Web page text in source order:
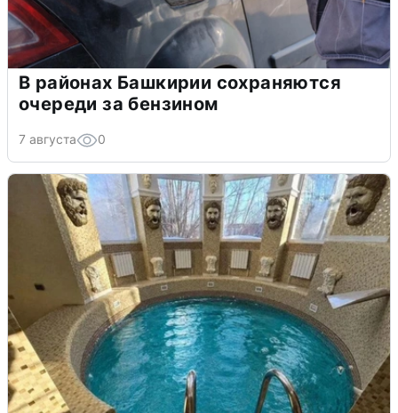
В районах Башкирии сохраняются
очереди за бензином
7 августа 0